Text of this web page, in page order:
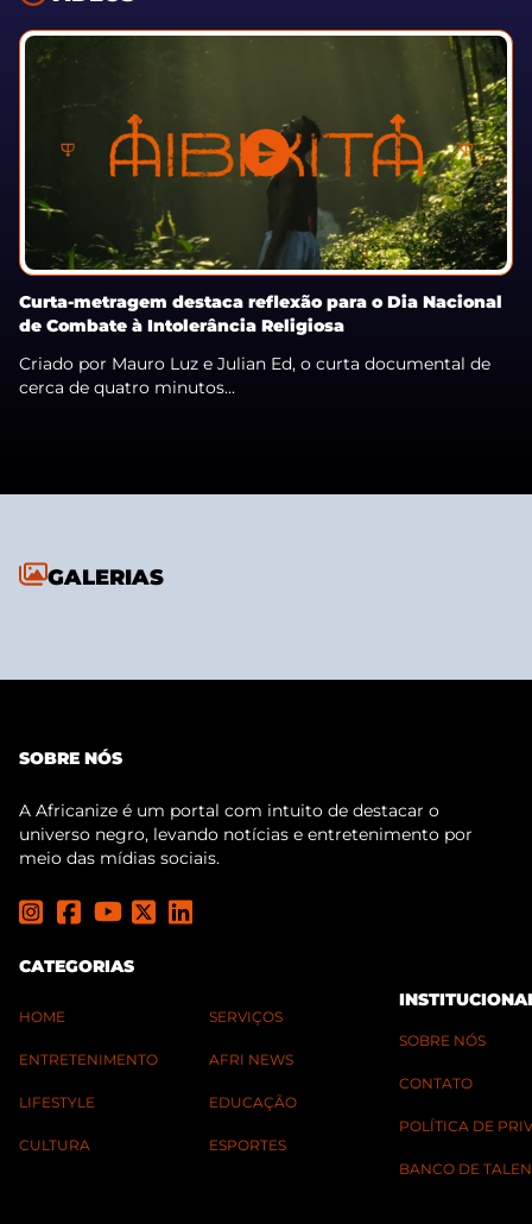
Curta-metragem destaca reflexão para o Dia Nacional
de Combate à Intolerância Religiosa
Criado por Mauro Luz e Julian Ed, o curta documental de
cerca de quatro minutos...
GALERIAS
SOBRE NÓS
A Africanize é um portal com intuito de destacar o
universo negro, levando notícias e entretenimento por
meio das mídias sociais.
CATEGORIAS
HOME
ENTRETENIMENTO
LIFESTYLE
CULTURA
SERVIÇOS
AFRI NEWS
EDUCAÇÃO
ESPORTES
SOBRE NÓS
CONTATO
POLÍTICA DE
BANCO DE